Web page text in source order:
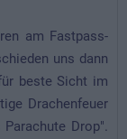
am Fastpass-
uns dann
beste Sicht im
Drachenfeuer
Drop".